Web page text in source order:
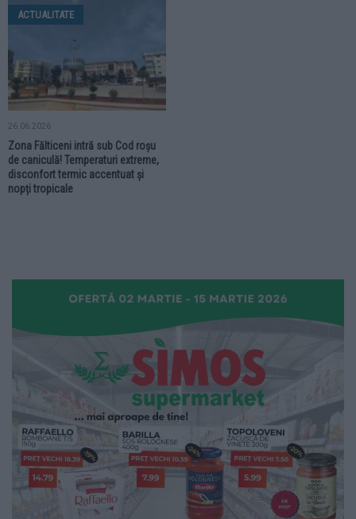
ACTUALITATE
26.06.2026
Zona Fălticeni intră sub Cod roșu
de caniculă! Temperaturi extreme,
disconfort termic accentuat și
nopți tropicale